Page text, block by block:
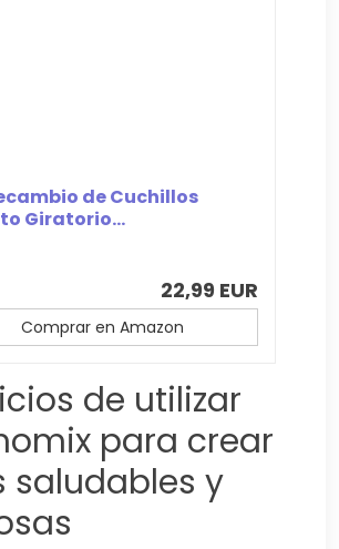
de Cuchillos
Giratorio...
22,99 EUR
Comprar en Amazon
de utilizar
para crear
saludables y